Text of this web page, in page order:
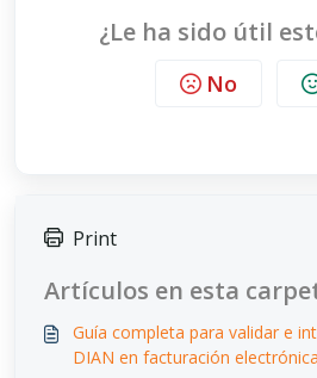
¿Le ha sido útil
No
Print
Artículos en esta
Guía completa para validar e
DIAN en facturación electrónica